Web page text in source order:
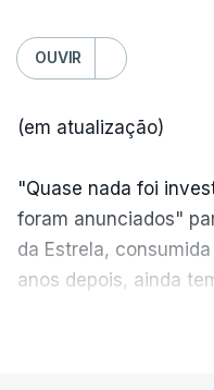
OUVIR
(em atualização)
"Quase nada foi
foram anunciados"
da Estrela,
anos depois, ainda